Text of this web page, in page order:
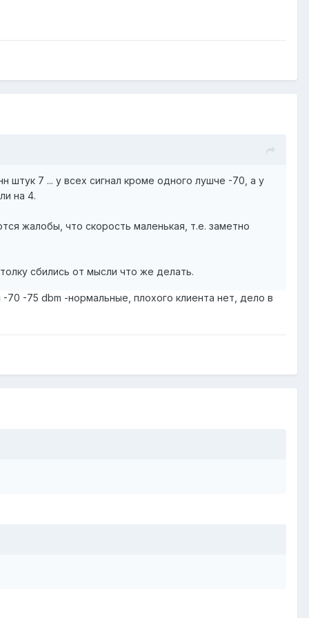
штук 7 ... у всех сигнал кроме одного лушче -70, а у
на 4.
жалобы, что скорость маленькая, т.е. заметно
сбились от мысли что же делать.
70 -75 dbm -нормальные, плохого клиента нет, дело в